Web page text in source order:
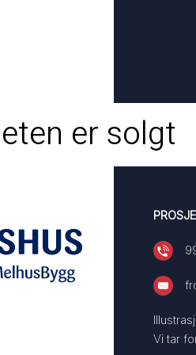
er solgt
Vi tar